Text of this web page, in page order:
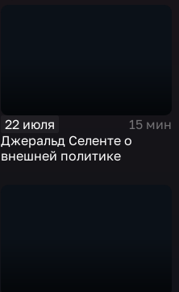
22 июля
15 мин
Джеральд Селенте о
внешней политике